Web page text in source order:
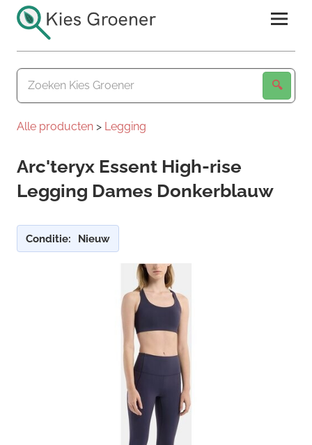
naar
inhoudKies
Groener
Alle producten > Legging
Arc'teryx Essent High-rise
Legging Dames Donkerblauw
Conditie: Nieuw